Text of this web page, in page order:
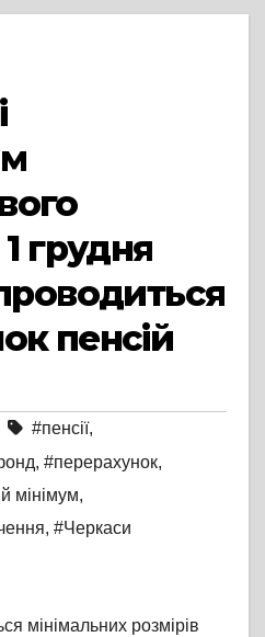
грудня
пенсій
#пенсії,
, #перерахунок,
мінімум,
, #Черкаси
мінімальних розмірів